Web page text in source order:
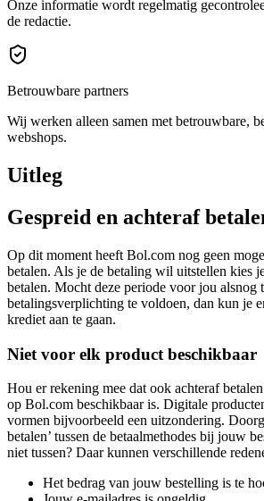
Onze informatie wordt regelmatig
de redactie.
Betrouwbare partners
Wij werken alleen samen met betrouwbare,
webshops.
Uitleg
Gespreid en achteraf
Op dit moment heeft Bol.com nog geen
betalen. Als je de betaling wil uitstellen kies
betalen. Mocht deze periode voor jou alsnog
betalingsverplichting te voldoen, dan kun je
krediet aan te gaan.
Niet voor elk product beschikbaar
Hou er rekening mee dat ook achteraf
op Bol.com beschikbaar is. Digitale
vormen bijvoorbeeld een uitzondering.
betalen’ tussen de betaalmethodes bij jouw
niet tussen? Daar kunnen verschillende
Het bedrag van jouw bestelling is te